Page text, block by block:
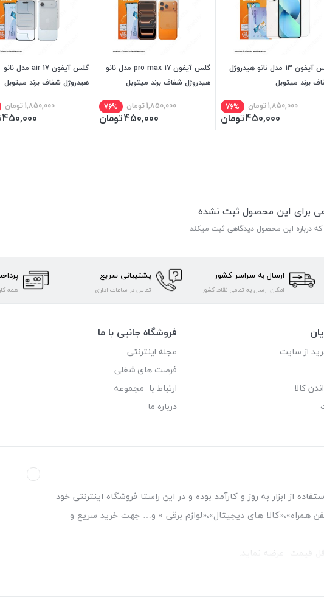
گلس آیفون 13 مدل نانو هیدروژل
برند میتوبل
1,850,000تومان 76%
450,000تومان
گلس آیفون 17 pro max مدل نانو
هیدروژل شفاف برند میتوبل
1,850,000تومان 76%
450,000تومان
گلس آیفون 17 air مدل نانو
هیدروژل شفاف برند میتوبل
1,850,000تومان
450,000
برای این محصول ثبت نشده
که درباره این محصول دیدگاهی ثبت میکند
ارسال به سراسر کشور
امکان ارسال به تمامی نقاط کشور
پشتیبانی سریع
تماس در ساعات اداری همه
از سایت
کالا
فروشگاه جانبی با ما
مجله اینترنتی
فرصت های شغلی
ارتباط با مجموعه
درباره ما
از ابزار به روز و کارآمد بوده و در این راستا فروشگاه اینترنتی خود
همراه»،«کالا های دیجیتال»،«لوازم برقی » و… جهت خرید سریع و
قیمت عرضه نماید.